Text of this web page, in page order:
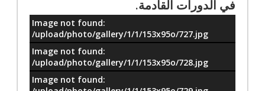
في الدورات القادمة.
معلومات
Image not found:
/upload/photo/gallery/1/1/153x95o/727.jpg
Image not found:
/upload/photo/gallery/1/1/153x95o/728.jpg
Image not found: